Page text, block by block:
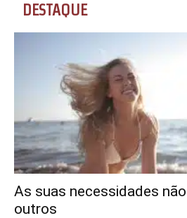
DESTAQUE
As suas necessidades
outros